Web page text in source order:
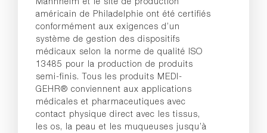
américain de Philadelphie ont été certifiés
conformément aux exigences d’un
système de gestion des dispositifs
médicaux selon la norme de qualité ISO
13485 pour la production de produits
semi-finis. Tous les produits MEDI-
GEHR® conviennent aux applications
médicales et pharmaceutiques avec
contact physique direct avec les tissus,
les os, la peau et les muqueuses jusqu’à